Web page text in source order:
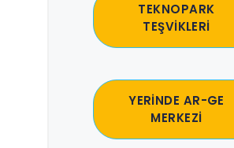
TEKNOPARK
TEŞVİKLERİ
YERİNDE AR-GE
MERKEZİ